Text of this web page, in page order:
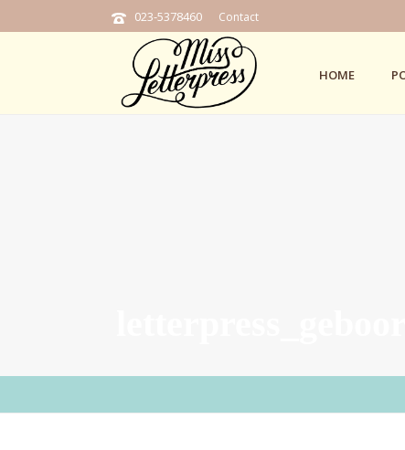
023-5378460 Contact
HOME